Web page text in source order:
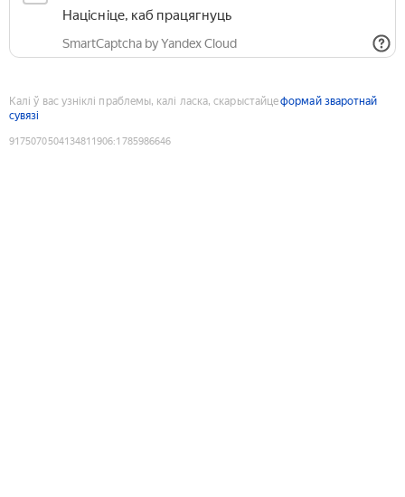
Націсніце, каб працягнуць
SmartCaptcha by Yandex Cloud
Калі ў вас узніклі праблемы, калі ласка, скарыстайцеформай зваротнай
сувязі
9175070504134811906:1785986646